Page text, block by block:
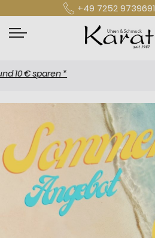
+49 7252 9739691
sparen *